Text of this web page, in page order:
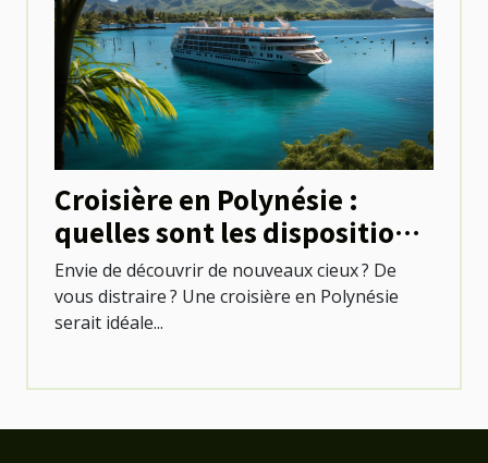
Croisière en Polynésie :
quelles sont les dispositions
à prendre ?
Envie de découvrir de nouveaux cieux ? De
vous distraire ? Une croisière en Polynésie
serait idéale...